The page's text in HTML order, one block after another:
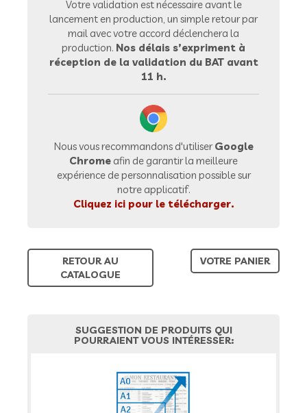
Votre validation est nécessaire avant le
lancement en production, un simple retour par
mail avec votre accord déclenchera la
production. Nos délais s’expriment à
réception de la validation du BAT avant
11 h.
Nous vous recommandons d'utiliserGoogle
Chrome afin de garantir la meilleure
expérience de personnalisation possible sur
notre applicatif.
Cliquez ici pour le télécharger.
RETOUR AU
CATALOGUE
VOTRE PANIER
SUGGESTION DE PRODUITS QUI
POURRAIENT VOUS INTÉRESSER: